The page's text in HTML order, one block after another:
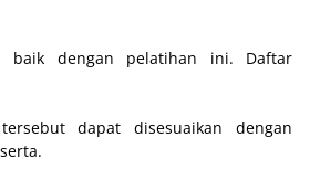
baik dengan pelatihan ini. Daftar
dapat disesuaikan dengan